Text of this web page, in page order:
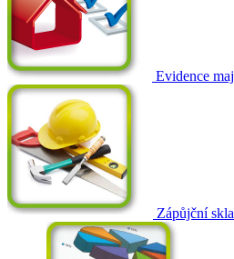
Evidence
Zápůjční